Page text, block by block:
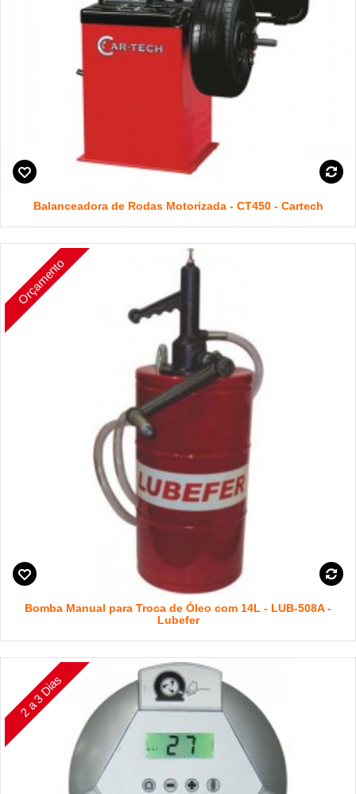
Balanceadora de Rodas Motorizada - CT450 - Cartech
Orçamento
Bomba Manual para Troca de Óleo com 14L - LUB-508A -
Lubefer
2 a 3 Dias